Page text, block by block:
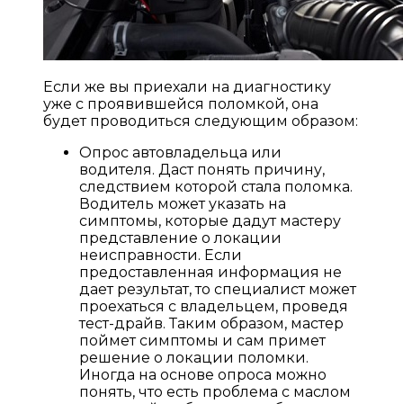
Если же вы приехали на диагностику
уже с проявившейся поломкой, она
будет проводиться следующим образом:
Опрос автовладельца или
водителя. Даст понять причину,
следствием которой стала поломка.
Водитель может указать на
симптомы, которые дадут мастеру
представление о локации
неисправности. Если
предоставленная информация не
дает результат, то специалист может
проехаться с владельцем, проведя
тест-драйв. Таким образом, мастер
поймет симптомы и сам примет
решение о локации поломки.
Иногда на основе опроса можно
понять, что есть проблема с маслом